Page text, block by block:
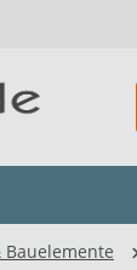
Bauelemente